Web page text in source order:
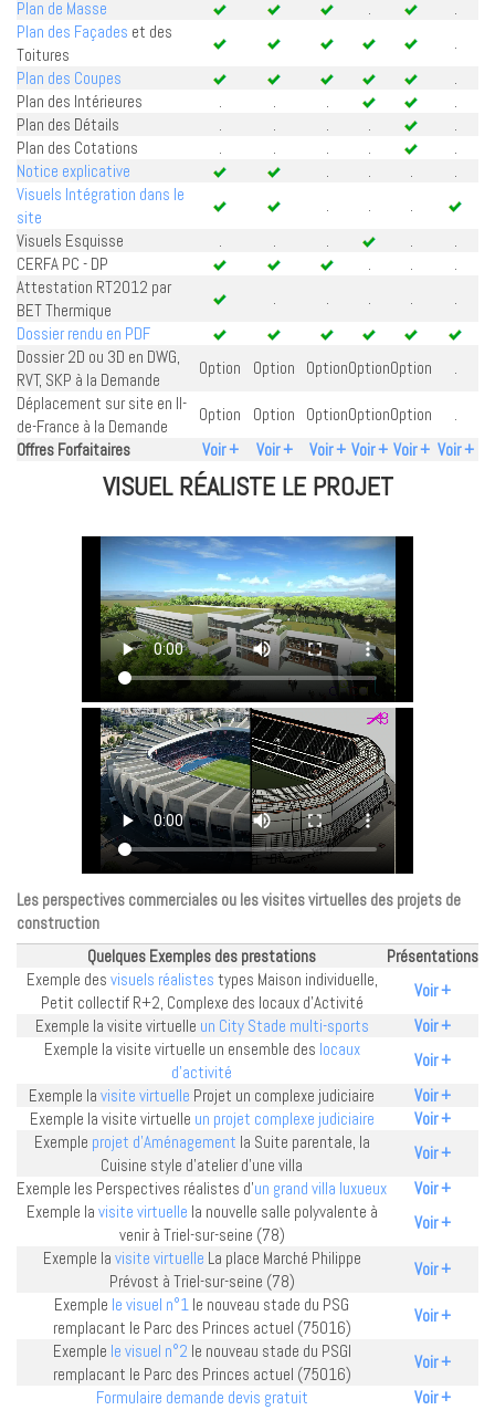
Plan de Masse .
.
Plan des Façades et des
Toitures
.
Plan des Coupes
.
Plan des Intérieures
. . .
.
Plan des Détails
. . . .
.
Plan des Cotations
. . . .
.
Notice explicative
. . .
.
Visuels Intégration dans le
site
. .
.
Visuels Esquisse
. . . .
.
CERFA PC - DP
. .
.
Attestation RT2012 par
BET Thermique
. . . .
.
Dossier rendu en PDF
Dossier 2D ou 3D en DWG,
RVT, SKP à la Demande
Option Option OptionOptionOption
.
Déplacement sur site en Il-
de-France à la Demande
Option Option OptionOptionOption
.
Offres Forfaitaires
Voir + Voir + Voir + Voir + Voir + Voir +
VISUEL RÉALISTE LE PROJET
Les perspectives commerciales ou les visites virtuelles des projets de
construction
Quelques Exemples des prestations
Présentations
Exemple des visuels réalistes types Maison individuelle,
Petit collectif R+2, Complexe des locaux d'Activité
Voir +
Exemple la visite virtuelle un City Stade multi-sports
Voir +
Exemple la visite virtuelle un ensemble des locaux
d'activité
Voir +
Exemple la visite virtuelle Projet un complexe judiciaire
Voir +
Exemple la visite virtuelle un projet complexe judiciaire
Voir +
Exemple projet d'Aménagement la Suite parentale, la
Cuisine style d'atelier d'une villa
Voir +
Exemple les Perspectives réalistes d'un grand villa luxueux
Voir +
Exemple la visite virtuelle la nouvelle salle polyvalente à
venir à Triel-sur-seine (78)
Voir +
Exemple la visite virtuelle La place Marché Philippe
Prévost à Triel-sur-seine (78)
Voir +
Exemple le visuel n°1 le nouveau stade du PSG
remplacant le Parc des Princes actuel (75016)
Voir +
Exemple le visuel n°2 le nouveau stade du PSGl
remplacant le Parc des Princes actuel (75016)
Voir +
Formulaire demande devis gratuit
Voir +